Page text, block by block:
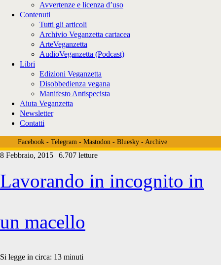
Avvertenze e licenza d’uso
Contenuti
Tutti gli articoli
Archivio Veganzetta cartacea
ArteVeganzetta
AudioVeganzetta (Podcast)
Libri
Edizioni Veganzetta
Disobbedienza vegana
Manifesto Antispecista
Aiuta Veganzetta
Newsletter
Contatti
Facebook- Telegram- Mastodon- Bluesky- Archive
Tag:
<span>Norbert
Elias</span>
8 Febbraio, 2015 | 6.707 letture
Lavorando in incognito in
un macello
Si legge in circa: 13 minuti